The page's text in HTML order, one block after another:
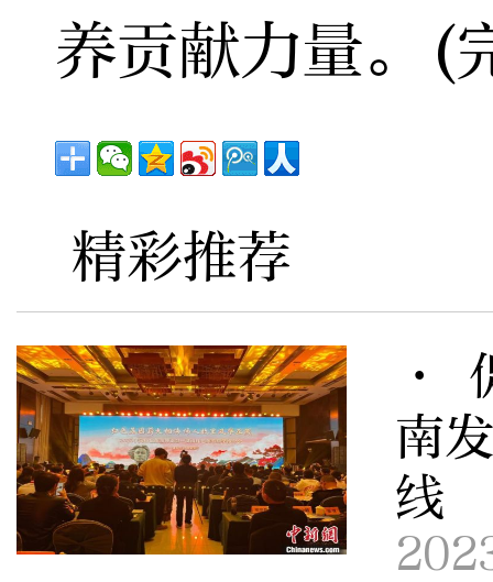
养贡献力量。(
精彩推荐
·
南
线